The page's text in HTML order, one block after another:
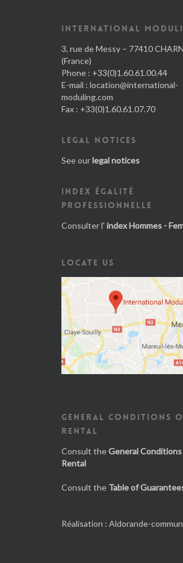
INTERNATIONAL
3, rue de Messy – 77410
(France)
Phone : +33(0)1.60.61.00.44
E-mail : location@international-
moduling.com
Fax : +33(0)1.60.61.07.70
LEGAL NOTICES
See ourlegal notices
INDEX ÉGALITÉ
PROFESSIONNELLE
Consulter l' index Hommes -
LOCATE US
GENERAL CONDITIONS
RENTAL
Consult theGeneral
Rental
Consult the Table of
Réalisation : Aldorande-